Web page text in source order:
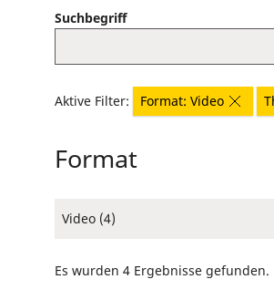
Suchbegriff
Aktive Filter: Format: Video
Format
Video (4)
Es wurden 4 Ergebnisse gefunden.